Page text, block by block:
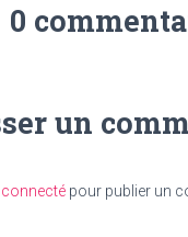
0
un
connecté pour publier un